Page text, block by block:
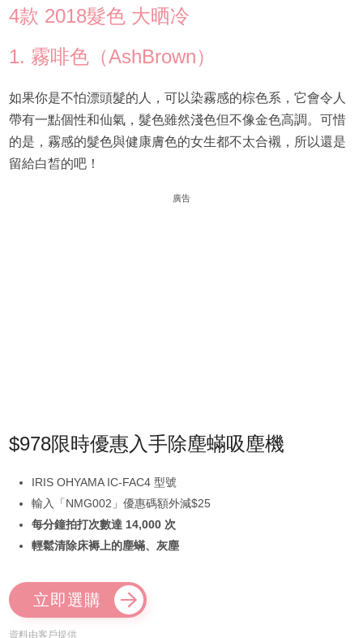
4款 2018髮色 大晒冷
1. 霧啡色（AshBrown）
如果你是不怕漂頭髮的人，可以染霧感的棕色系，它會令人
帶有一點個性和仙氣，髮色雖然淺色但不像金色高調。可惜
的是，霧感的髮色與健康膚色的女生都不太合襯，所以還是
留給白皙的吧！
廣告
$978限時優惠入手除塵蟎吸塵機
IRIS OHYAMA IC-FAC4 型號
輸入「NMG002」優惠碼額外減$25
每分鐘拍打次數達 14,000 次
輕鬆清除床褥上的塵蟎、灰塵
立即選購
資料由客戶提供